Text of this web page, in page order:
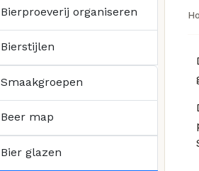
Bierproeverij organiseren
Bierstijlen
Smaakgroepen
Beer map
Bier glazen